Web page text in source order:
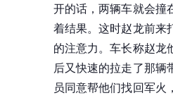
开的话，两辆车就会撞
着结果。这时赵龙前来
的注意力。车长称赵龙
后又快速的拉走了那辆
员同意帮他们找回军火